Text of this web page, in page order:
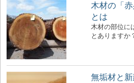
木材の「
とは
木材の部位に
とありますか
無垢材と